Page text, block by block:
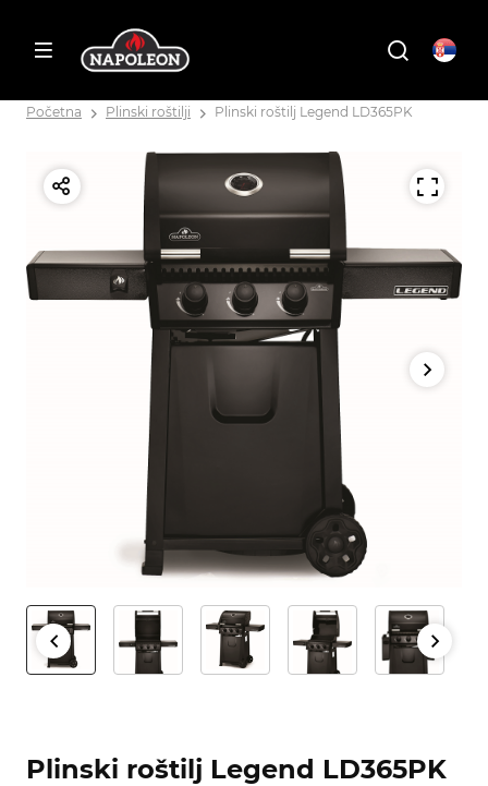
Početna Plinski roštilji Plinski roštilj Legend LD365PK
Plinski roštilj Legend LD365PK